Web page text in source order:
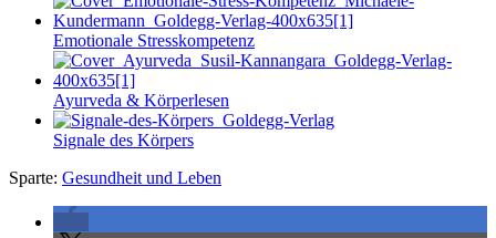
Emotionale Stresskompetenz
Ayurveda & Körperlesen
Signale des Körpers
Sparte: Gesundheit und Leben